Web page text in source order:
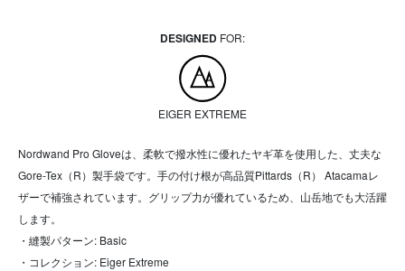
DESIGNED FOR:
EIGER EXTREME
Nordwand Pro Gloveは、柔軟で撥水性に優れたヤギ革を使用した、丈夫な
Gore-Tex（R）製手袋です。手の付け根が高品質Pittards（R） Atacamaレ
ザーで補強されています。グリップ力が優れているため、山岳地でも大活躍
します。
・縫製パターン: Basic
・コレクション: Eiger Extreme